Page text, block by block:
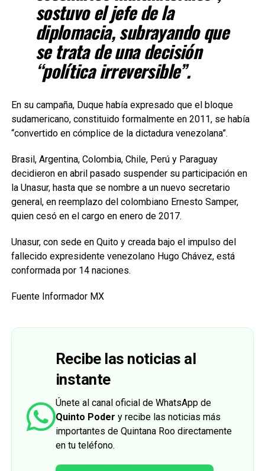
sostuvo el jefe de la
diplomacia, subrayando que
se trata de una decisión
“política irreversible”.
En su campaña, Duque había expresado que el bloque
sudamericano, constituido formalmente en 2011, se había
“convertido en cómplice de la dictadura venezolana”.
Brasil, Argentina, Colombia, Chile, Perú y Paraguay
decidieron en abril pasado suspender su participación en
la Unasur, hasta que se nombre a un nuevo secretario
general, en reemplazo del colombiano Ernesto Samper,
quien cesó en el cargo en enero de 2017.
Unasur, con sede en Quito y creada bajo el impulso del
fallecido expresidente venezolano Hugo Chávez, está
conformada por 14 naciones.
Fuente Informador MX
Recibe las noticias al
instante
Únete al canal oficial de WhatsApp de
Quinto Poder y recibe las noticias más
importantes de Quintana Roo directamente
en tu teléfono.